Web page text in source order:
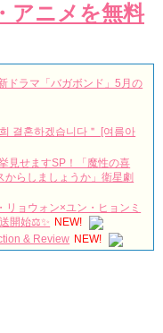
アニメを無料
ドラマ「バガボンド」5月の
결혼하겠습니다＂ [여름아
見せますSP！「魔性の喜
らしましょうか」衛星劇
ョウォン×ユン・ヒョンミ
開始⚖️✨ NEW!
& Review NEW!